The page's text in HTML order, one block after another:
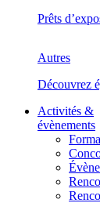
Prêts
Autres
Découvrez
Activités &
évènements